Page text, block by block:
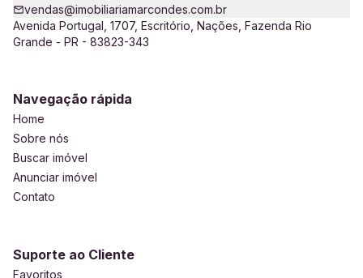
vendas@imobiliariamarcondes.com.br
Avenida Portugal, 1707, Escritório, Nações, Fazenda Rio
Grande - PR - 83823-343
Navegação rápida
Home
Sobre nós
Buscar imóvel
Anunciar imóvel
Contato
Suporte ao Cliente
Favoritos